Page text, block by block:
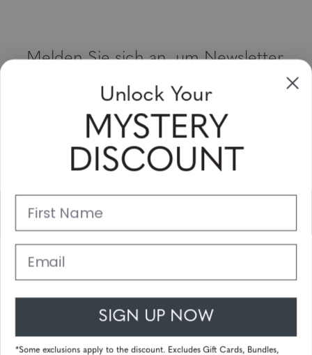
Melden Sie sich an, um Newsletter,
Sonderangebote und Gutscheine zu
erhalten
Bitte geben Sie Ihre E-Mail Adresse ein und abonnieren Sie!
Unterstützung
Unlock Your
MYSTERY
DISCOUNT
First Name
Email
SIGN UP NOW
*Some exclusions apply to the discount. Excludes Gift Cards, Bundles,